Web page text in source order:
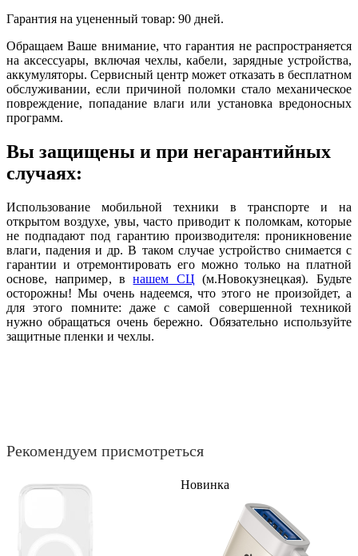
Гарантия на уцененный товар: 90 дней.
Обращаем Ваше внимание, что гарантия не распространяется
на аксессуары, включая чехлы, кабели, зарядные устройства,
аккумуляторы. Сервисный центр может отказать в бесплатном
обслуживании, если причиной поломки стало механическое
повреждение, попадание влаги или установка вредоносных
программ.
Вы защищены и при негарантийных
случаях:
Использование мобильной техники в транспорте и на
открытом воздухе, увы, часто приводит к поломкам, которые
не подпадают под гарантию производителя: проникновение
влаги, падения и др. В таком случае устройство снимается с
гарантии и отремонтировать его можно только на платной
основе, например, внашем СЦ (м.Новокузнецкая). Будьте
осторожны! Мы очень надеемся, что этого не произойдет, а
для этого помните: даже с самой совершенной техникой
нужно обращаться очень бережно. Обязательно используйте
защитные пленки и чехлы.
Рекомендуем присмотреться
Новинка